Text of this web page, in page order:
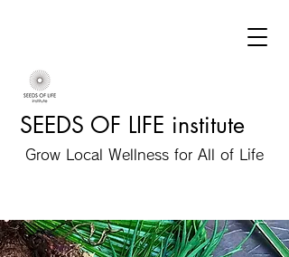
SEEDS OF LIFE institute
Grow Local Wellness for All of Life